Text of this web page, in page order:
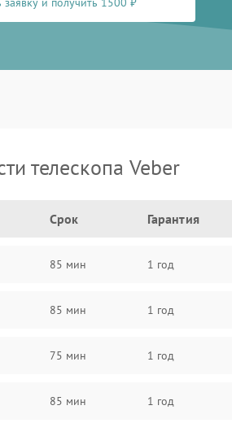
телескопа Veber
Срок Гарантия
85 мин 1 год
85 мин 1 год
75 мин 1 год
85 мин 1 год